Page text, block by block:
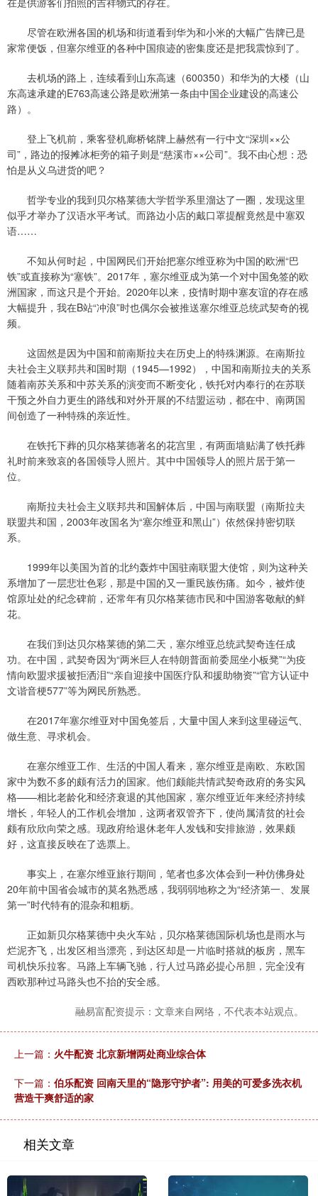
尽管在欧洲各国的机场和街道看到华为和小米的大幅广告牌已是
家常便饭，但塞尔维亚的各种中国痕迹的密集度还是把我震惊到了。
去机场的路上，连续看到山东高速（600350）和华为的大楼（山
东高速承建的E763高速公路是欧洲第一条由中国企业建设的高速公
路）。
登上飞机前，乘客登机廊桥铭牌上赫然有一行中文“深圳××公
司”，路边的报摊冰柜旁的箱子则是“慈溪市××公司”。我不由心想：恐
怕是从义乌进货的吧？
哲学专业的我到贝尔格莱德大学哲学系里溜达了一圈，发现这里
似乎才举办了汉语水平考试。而路边小店的戴口罩提醒竟然是中塞双
语……
不知从何时起，中国网民们开始把塞尔维亚称为中国的欧洲“巴
铁”或直接称为“塞铁”。2017年，塞尔维亚成为第一个对中国免签的欧
洲国家，而这只是个开始。2020年以来，疫情时期中塞友谊的存在感
大幅提升，我在B站“冲浪”时也偶尔会被推送塞尔维亚总统武契奇的视
频。
这固然是因为中国和前南斯拉夫在历史上的特殊渊源。在南斯拉
夫社会主义联邦共和国时期（1945—1992），中国和南斯拉夫的关系
随着南苏关系和中苏关系的演变而不断变化，铁托对内奉行的在苏联
干预之外自力更生的路线和对外开展的不结盟运动，都在中、南两国
间创造了一种特殊的亲近性。
在铁托下葬的贝尔格莱德著名的花宫里，有两面墙贴满了铁托葬
礼时前来致哀的各国领导人照片。其中中国领导人的照片居于第一
位。
南斯拉夫社会主义联邦共和国解体后，中国与南联盟（南斯拉夫
联盟共和国，2003年改国名为“塞尔维亚和黑山”）依然保持密切联
系。
1999年以美国为首的北约轰炸中国驻南联盟大使馆，则为这种关
系增加了一层悲壮色彩，那是中国的又一重民族伤痛。如今，被炸使
馆原址处的纪念碑前，还常年有贝尔格莱德市民和中国游客敬献的鲜
花。
在我们到达贝尔格莱德的第二天，塞尔维亚总统武契奇连任成
功。在中国，武契奇因为“两米巨人在特朗普面前委屈坐小板凳”“为疫
情向欧盟求援被拒洒泪”“亲自迎接中国医疗队和援助物资”“官方认证中
文谐音梗577”等为网民所熟悉。
在2017年塞尔维亚对中国免签后，大量中国人来到这里碰运气、
做生意、寻求机会。
在塞尔维亚工作、生活的中国人看来，塞尔维亚是南欧、东欧国
家中为数不多的颇有活力的国家。他们颇能共情武契奇政府的务实风
格——相比老龄化和经济衰退的其他国家，塞尔维亚近年来经济持续
增长，年轻人的工作机会增加，这两者双管齐下，使尚属清贫的社会
颇有欣欣向荣之感。现政府给退休老年人发钱和安排旅游，效果颇
好，这直接反映在了选票上。
事实上，在塞尔维亚旅行期间，笔者也多次体会到一种仿佛身处
20年前中国省会城市的莫名熟悉感，我弱弱地称之为“经济第一、发展
第一”时代特有的混杂和粗粝。
正如新贝尔格莱德中央火车站，贝尔格莱德国际机场也是雨水与
烂泥齐飞，出发区相当漂亮，到达区却是一片临时搭就的板房，黑车
司机快乐拉客。马路上车辆飞驰，行人过马路必提心吊胆，完全没有
西欧那种过马路头也不抬的安全感。
融易富配资提示：文章来自网络，不代表本站观点。
上一篇： 火牛配资 北京新增两处商业综合体
下一篇： 伯乐配资 回南天里的“隐形守护者”: 用美的可爱多洗衣机
营造干爽舒适的家
相关文章